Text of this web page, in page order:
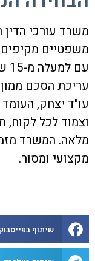
משרד עורכי
משפטיים
עריכת הסכם
עו"ד יצחק,
וצמוד לכל לקוח,
מלאה. המשרד
מקצועי ומסור.
שיתוף בפייסבוק